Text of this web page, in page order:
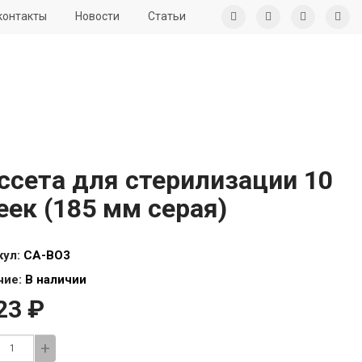
Новости Статьи
для стерилизации 10
(185 мм серая)
CA-BO3
В наличии
₽
+